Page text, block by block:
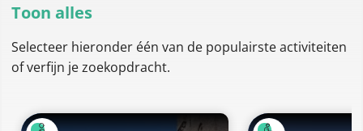
Toon alles
Selecteer hieronder één van de populairste activiteiten
of verfijn je zoekopdracht.